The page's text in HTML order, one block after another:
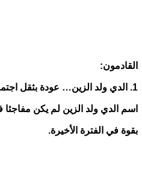
القادمون:
1. الدي ولد الزين… عودة بثقل اجتماعي
اسم الدي ولد الزين لم يكن مفاجئا
بقوة في الفترة الأخيرة.